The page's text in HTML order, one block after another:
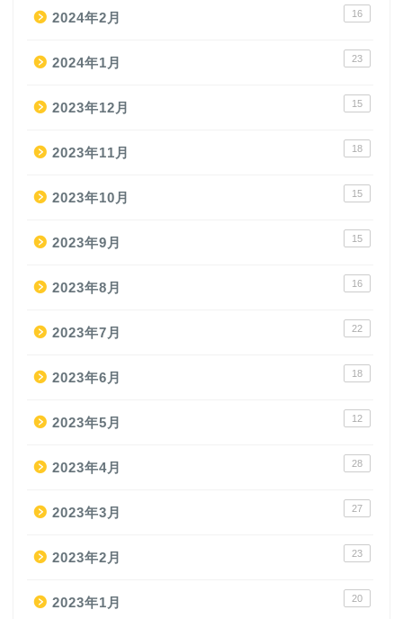
2024年2月 16
2024年1月 23
2023年12月 15
2023年11月 18
2023年10月 15
2023年9月 15
2023年8月 16
2023年7月 22
2023年6月 18
2023年5月 12
2023年4月 28
2023年3月 27
2023年2月 23
2023年1月 20